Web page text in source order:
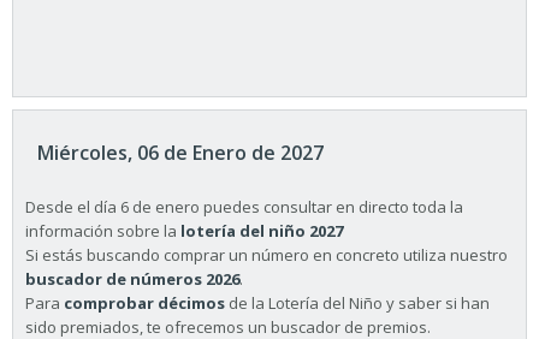
Miércoles, 06 de Enero de 2027
Desde el día 6 de enero puedes consultar en directo toda la
información sobre la lotería del niño 2027
Si estás buscando comprar un número en concreto utiliza nuestro
buscador de números 2026.
Para comprobar décimos de la Lotería del Niño y saber si han
sido premiados, te ofrecemos un buscador de premios.